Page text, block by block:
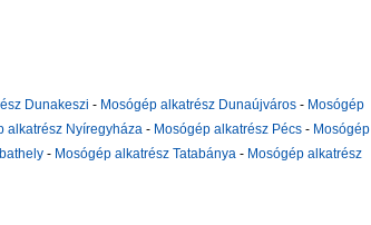
Dunakeszi - Mosógép alkatrész Dunaújváros - Mosógép
alkatrész Nyíregyháza - Mosógép alkatrész Pécs - Mosógép
- Mosógép alkatrész Tatabánya - Mosógép alkatrész